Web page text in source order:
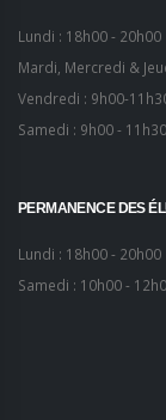
Lundi : 18h00 - 20h00
Mardi, Mercredi &
Vendredi : 9h00-
Samedi : 9h00 - 11h30
PERMANENCE DES
Lundi : 18h00 - 20h00
Samedi : 10h00 -